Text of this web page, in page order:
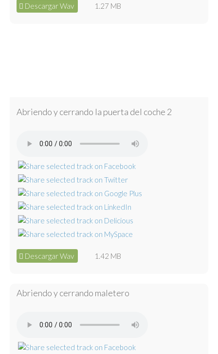
Descargar Wav 1.27 MB
Abriendo y cerrando la puerta del coche 2
Descargar Wav 1.42 MB
Abriendo y cerrando maletero